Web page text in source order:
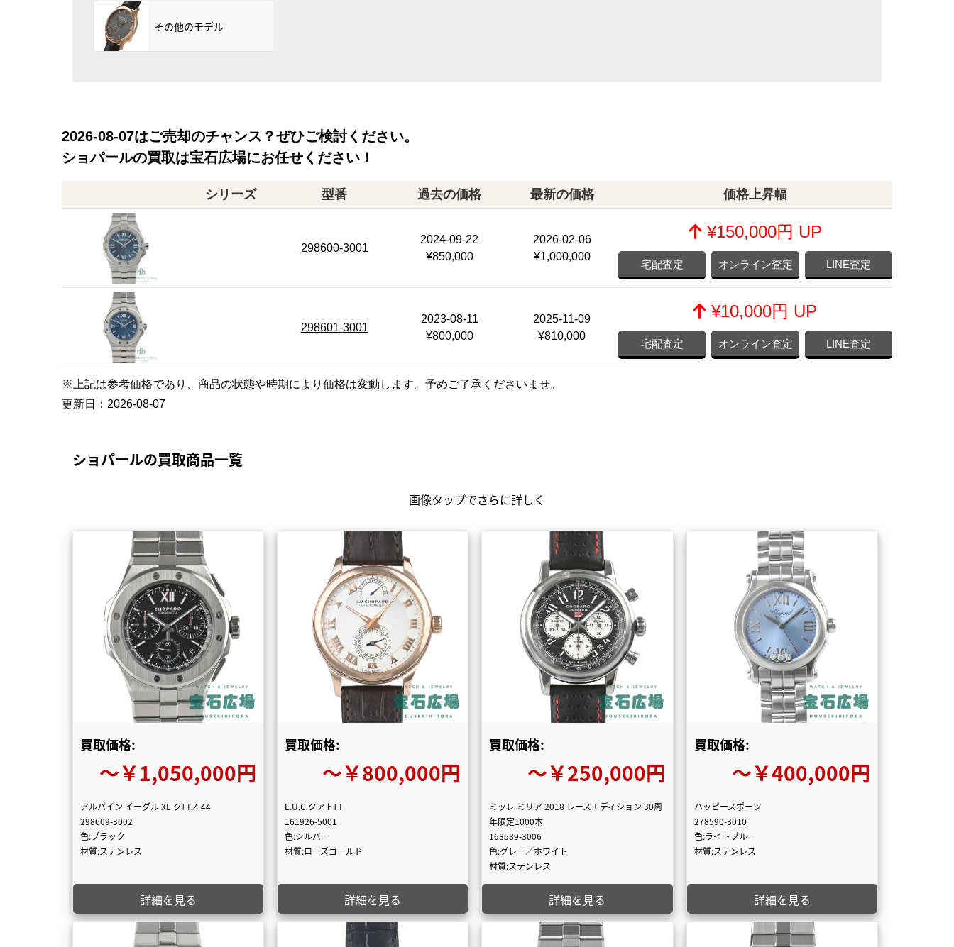
その他のモデル
2026-08-07はご売却のチャンス？ぜひご検討ください。
ショパールの買取は宝石広場にお任せください！
シリーズ 型番 過去の価格 最新の価格 価格上昇幅
298600-3001
2024-09-22
¥850,000
2026-02-06
¥1,000,000
¥150,000円 UP
宅配査定 オンライン査定 LINE査定
298601-3001
2023-08-11
¥800,000
2025-11-09
¥810,000
¥10,000円 UP
宅配査定 オンライン査定 LINE査定
※上記は参考価格であり、商品の状態や時期により価格は変動します。予めご了承くださいませ。
更新日： 2026-08-07
ショパールの買取商品一覧
画像タップでさらに詳しく
買取価格:
〜￥1,050,000円
アルパイン イーグル XL クロノ 44
298609-3002
色:ブラック
材質:ステンレス
詳細を見る
買取価格:
〜￥800,000円
L.U.C クアトロ
161926-5001
色:シルバー
材質:ローズゴールド
詳細を見る
買取価格:
〜￥250,000円
ミッレ ミリア 2018 レースエディション 30周
年限定1000本
168589-3006
色:グレー／ホワイト
材質:ステンレス
詳細を見る
買取価格:
〜￥400,000円
ハッピースポーツ
278590-3010
色:ライトブルー
材質:ステンレス
詳細を見る